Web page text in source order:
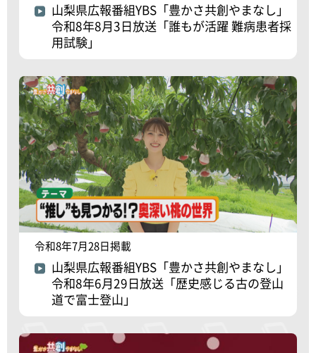
山梨県広報番組YBS「豊かさ共創やまなし」
令和8年8月3日放送「誰もが活躍 難病患者採
用試験」
令和8年7月28日掲載
山梨県広報番組YBS「豊かさ共創やまなし」
令和8年6月29日放送「歴史感じる古の登山
道で富士登山」